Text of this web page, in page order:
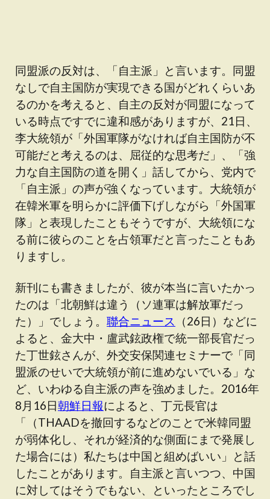
同盟派の反対は、「自主派」と言います。同盟
なしで自主国防が実現できる国がどれくらいあ
るのかを考えると、自主の反対が同盟になって
いる時点ですでに違和感がありますが、21日、
李大統領が「外国軍隊がなければ自主国防が不
可能だと考えるのは、屈従的な思考だ」、「強
力な自主国防の道を開く」話してから、党内で
「自主派」の声が強くなっています。大統領が
在韓米軍を明らかに評価下げしながら「外国軍
隊」と表現したこともそうですが、大統領にな
る前に彼らのことを占領軍だと言ったこともあ
りますし。
新刊にも書きましたが、彼が本当に言いたかっ
たのは「北朝鮮は違う（ソ連軍は解放軍だっ
た）」でしょう。 聯合ニュース
（26日）などに
よると、金大中・盧武鉉政権で統一部長官だっ
た丁世鉉さんが、外交安保関連セミナーで「同
盟派のせいで大統領が前に進めないでいる」な
ど、いわゆる自主派の声を強めました。2016年
8月16日朝鮮日報によると、丁元長官は
「（THAADを撤回するなどのことで米韓同盟
が弱体化し、それが経済的な側面にまで発展し
た場合には）私たちは中国と組めばいい」と話
したことがあります。自主派と言いつつ、中国
に対してはそうでもない、といったところでし